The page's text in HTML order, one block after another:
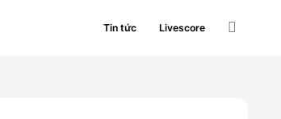
Tin tức Livescore